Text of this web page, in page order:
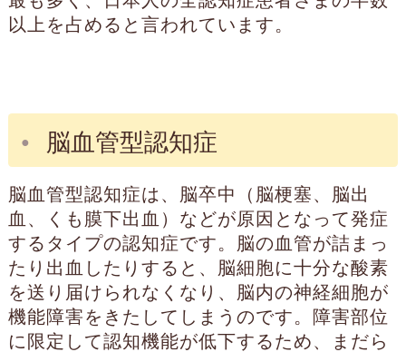
以上を占めると言われています。
脳血管型認知症
脳血管型認知症は、脳卒中（脳梗塞、脳出
血、くも膜下出血）などが原因となって発症
するタイプの認知症です。脳の血管が詰まっ
たり出血したりすると、脳細胞に十分な酸素
を送り届けられなくなり、脳内の神経細胞が
機能障害をきたしてしまうのです。障害部位
に限定して認知機能が低下するため、まだら